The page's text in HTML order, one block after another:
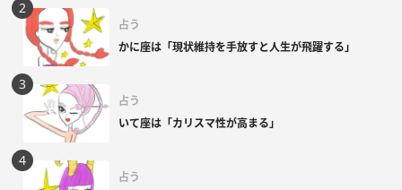
占う
かに座は「現状維持を手放すと人生が飛躍する」
占う
いて座は「カリスマ性が高まる」
占う